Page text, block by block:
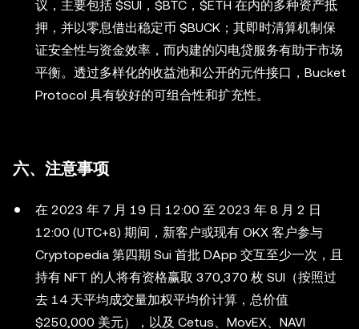
议，主要包括 $SUI，$BTC，$ETH 在内的多种资产抵
押，并以零息借出稳定币 $BUCK；其即时清算机制保
证安全性与资金效率，而内建的闪电贷服务有助于市场
平衡。透过多样化的收益池和公开的元件接口，Bucket
Protocol 具有较好的可组合性和扩充性。
六、注意事项
在 2023 年 7 月 19 日 12:00 至 2023 年 8 月 2 日
12:00 (UTC+8) 期间，新客户或现有 OKX 客户参与
Cryptopedia 第四期 Sui 首批 DApp 交互至少一次，且
持有 NFT 的人将有资格赢取 370,370 枚 SUI（按照过
去 14 天平均成交量加权平均价计算，总价值
$250,000 美元），以及 Cetus、MovEX、NAVI